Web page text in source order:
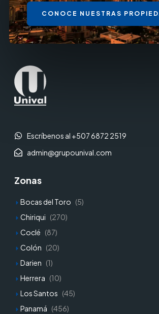
CONOCE NUESTRAS
Escríbenos al +507 6872 2519
admin@grupounival.com
Zonas
Bocas del Toro (5)
Chiriqui (270)
Coclé (87)
Colón (20)
Darien (1)
Herrera (10)
Los Santos (45)
Panamá (456)